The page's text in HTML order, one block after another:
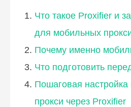
Что такое Proxifier и
для мобильных
Почему именно
Что подготовить
Пошаговая
прокси через Proxifier